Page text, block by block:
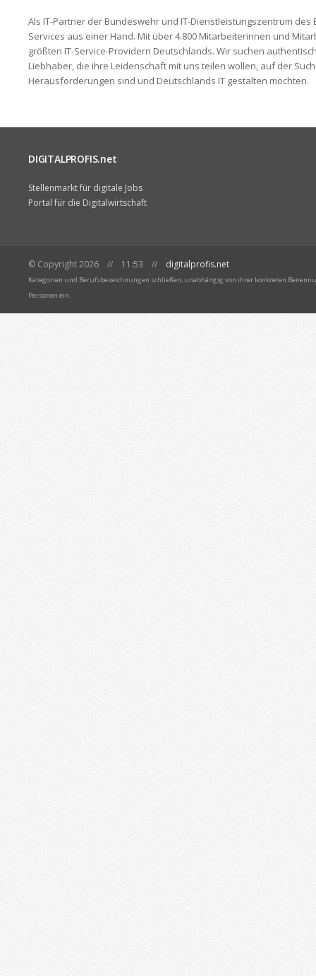
Als IT-Partner der Bundeswehr und IT-Dienstleistungszentrum
Services aus einer Hand. Mit über 4.800 Mitarbeiterinnen und
größten IT-Service-Providern Deutschlands. Wir suchen
Liebhaber, die ihre Leidenschaft mit uns teilen wollen, auf der
Herausforderungen sind und Deutschlands IT gestalten möchten.
DIGITALPROFIS.net
Stellenmarkt für digitale Jobs
Portal für die Digitalwirtschaft
© Copyright 2026 // 11:53 // digitalprofis.net
Kategorien und Berufsbezeichnungen schließen, unabhängig von ihrer konkreten
Personen ein.